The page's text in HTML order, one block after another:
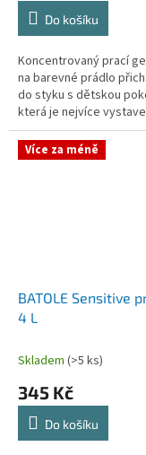
Do košíku
Koncentrovaný prací
na barevné prádlo
do styku s dětskou
která je nejvíce
rizikům podráždění a
pro osoby s citlivou...
Více za méně
BATOLE Sensitive
4 L
Skladem (>5 ks)
345 Kč
Do košíku